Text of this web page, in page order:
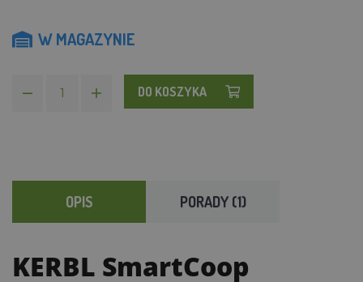
W MAGAZYNIE
DO KOSZYKA
OPIS PORADY (1)
KERBL SmartCoop